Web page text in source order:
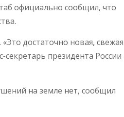
официально сообщил, что
достаточно новая, свежая
секретарь президента России
на земле нет, сообщил